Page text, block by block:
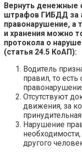
Вернуть денежные
штрафов ГИБДД за
правонарушение, а
и хранения можно
протокола о
(статья 24.5 КоАП):
Водитель
правил, то есть
Отсутствуют
движения, за
Нарушение
другого